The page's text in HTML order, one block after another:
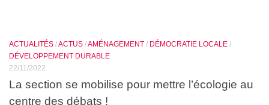
ACTUALITÉS /ACTUS /AMÉNAGEMENT / DÉMOCRATIE LOCALE /
DÉVELOPPEMENT DURABLE
22/11/2022
La section se mobilise pour mettre l’écologie au
centre des débats !